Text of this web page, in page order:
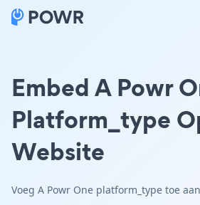
Embed A Powr
Platform_type
Website
Voeg A Powr One platform_type toe